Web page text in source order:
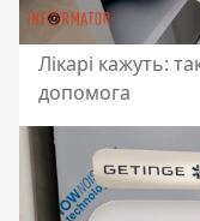
Лікарі кажуть:
допомога